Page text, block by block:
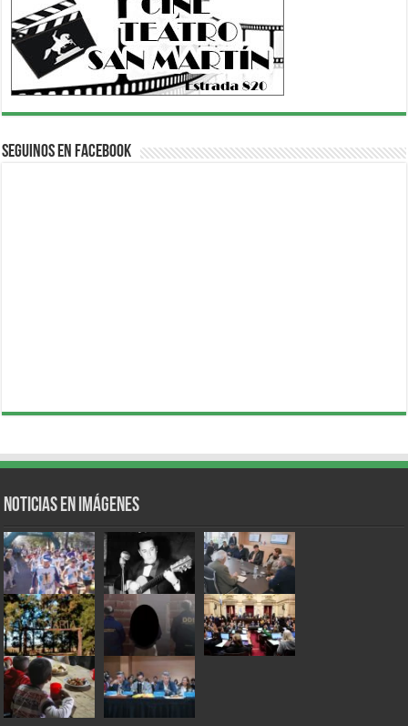
Seguinos en Facebook
Noticias en Imágenes